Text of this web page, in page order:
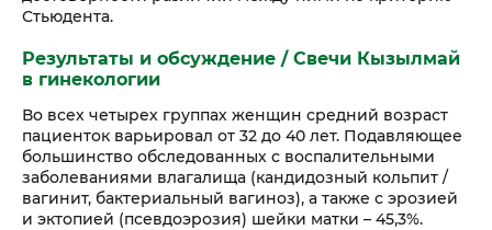
Стьюдента.
Результаты и обсуждение / Свечи Кызылмай
в гинекологии
Во всех четырех группах женщин средний возраст
пациенток варьировал от 32 до 40 лет. Подавляющее
большинство обследованных с воспалительными
заболеваниями влагалища (кандидозный кольпит /
вагинит, бактериальный вагиноз), а также с эрозией
и эктопией (псевдоэрозия) шейки матки – 45,3%.